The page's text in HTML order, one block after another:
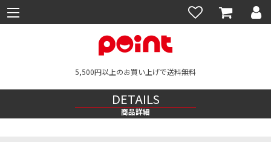
5,500円以上のお買い上げで送料無料
DETAILS
商品詳細